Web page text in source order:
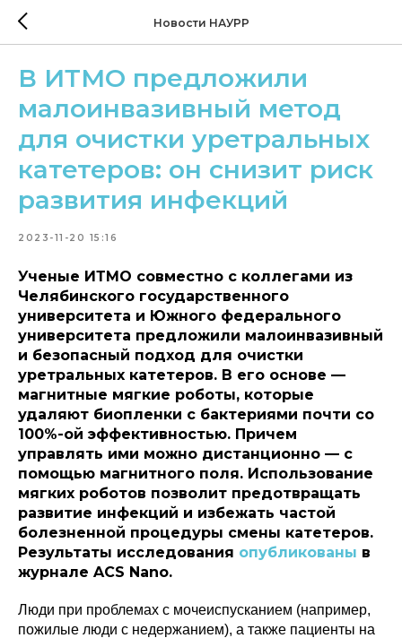
Новости НАУРР
В ИТМО предложили
малоинвазивный метод
для очистки уретральных
катетеров: он снизит риск
развития инфекций
2023-11-20 15:16
Ученые ИТМО совместно с коллегами из
Челябинского государственного
университета и Южного федерального
университета предложили малоинвазивный
и безопасный подход для очистки
уретральных катетеров. В его основе —
магнитные мягкие роботы, которые
удаляют биопленки с бактериями почти со
100%-ой эффективностью. Причем
управлять ими можно дистанционно — с
помощью магнитного поля. Использование
мягких роботов позволит предотвращать
развитие инфекций и избежать частой
болезненной процедуры смены катетеров.
Результаты исследования опубликованы в
журнале ACS Nano.
Люди при проблемах с мочеиспусканием (например,
пожилые люди с недержанием), а также пациенты на